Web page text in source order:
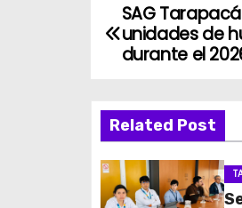
N
e
g
SAG
unidades de
durante el
Related Post